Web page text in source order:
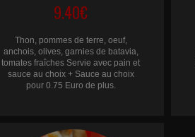
9.40€
Thon, pommes de terre, oeuf,
anchois, olives, garnies de batavia,
tomates fraîches Servie avec pain et
sauce au choix + Sauce au choix
pour 0.75 Euro de plus.